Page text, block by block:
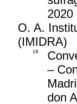
2020
O. A.
(IMIDRA)
18
–
don